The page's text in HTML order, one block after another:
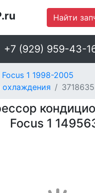
Найти
+7 (929) 959-43-
Focus 1 1998-2005
3718635
Focus 1